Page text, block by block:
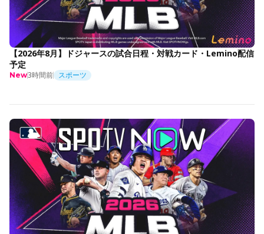
【2026年8月】ドジャースの試合日程・対戦カード・Lemino配信
予定
New3時間前 スポーツ